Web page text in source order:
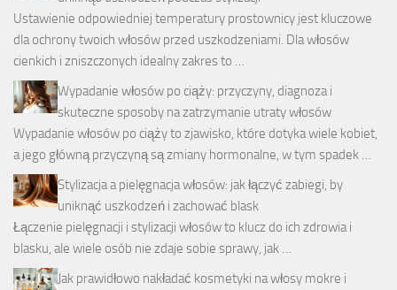
Ustawienie odpowiedniej temperatury prostownicy jest kluczowe
dla ochrony twoich włosów przed uszkodzeniami. Dla włosów
cienkich i zniszczonych idealny zakres to …
Wypadanie włosów po ciąży: przyczyny, diagnoza i
skuteczne sposoby na zatrzymanie utraty włosów
Wypadanie włosów po ciąży to zjawisko, które dotyka wiele kobiet,
a jego główną przyczyną są zmiany hormonalne, w tym spadek …
Stylizacja a pielęgnacja włosów: jak łączyć zabiegi, by
uniknąć uszkodzeń i zachować blask
Łączenie pielęgnacji i stylizacji włosów to klucz do ich zdrowia i
blasku, ale wiele osób nie zdaje sobie sprawy, jak …
Jak prawidłowo nakładać kosmetyki na włosy mokre i